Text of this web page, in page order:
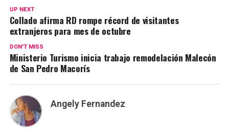
UP NEXT
Collado afirma RD rompe récord de visitantes
extranjeros para mes de octubre
DON'T MISS
Ministerio Turismo inicia trabajo remodelación Malecón
de San Pedro Macorís
Angely Fernandez